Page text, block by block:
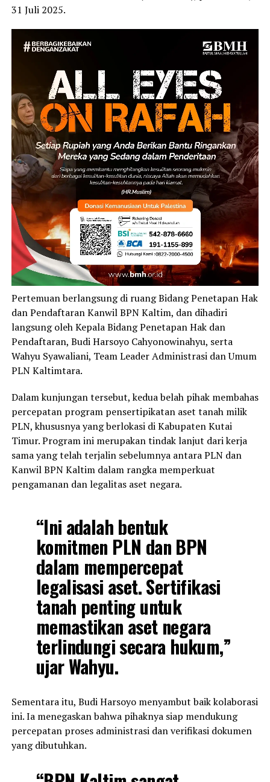
31 Juli 2025.
Pertemuan berlangsung di ruang Bidang Penetapan Hak
dan Pendaftaran Kanwil BPN Kaltim, dan dihadiri
langsung oleh Kepala Bidang Penetapan Hak dan
Pendaftaran, Budi Harsoyo Cahyonowinahyu, serta
Wahyu Syawaliani, Team Leader Administrasi dan Umum
PLN Kaltimtara.
Dalam kunjungan tersebut, kedua belah pihak membahas
percepatan program pensertipikatan aset tanah milik
PLN, khususnya yang berlokasi di Kabupaten Kutai
Timur. Program ini merupakan tindak lanjut dari kerja
sama yang telah terjalin sebelumnya antara PLN dan
Kanwil BPN Kaltim dalam rangka memperkuat
pengamanan dan legalitas aset negara.
“Ini adalah bentuk
komitmen PLN dan BPN
dalam mempercepat
legalisasi aset. Sertifikasi
tanah penting untuk
memastikan aset negara
terlindungi secara hukum,”
ujar Wahyu.
Sementara itu, Budi Harsoyo menyambut baik kolaborasi
ini. Ia menegaskan bahwa pihaknya siap mendukung
percepatan proses administrasi dan verifikasi dokumen
yang dibutuhkan.